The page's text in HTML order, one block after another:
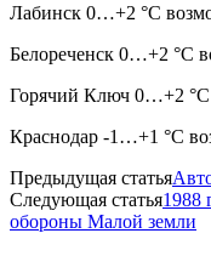
Лабинск 0…+2 °C
Белореченск 0…+2 °C
Горячий Ключ 0…+2 °C
Краснодар -1…+1 °C
Предыдущая статья
Следующая статья1988
обороны Малой земли